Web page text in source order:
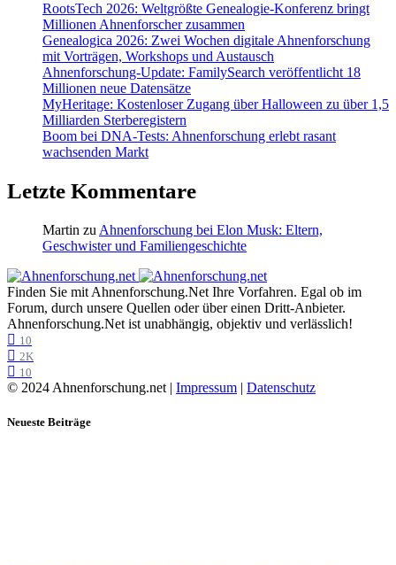
RootsTech 2026: Weltgrößte Genealogie-Konferenz bringt
Millionen Ahnenforscher zusammen
Genealogica 2026: Zwei Wochen digitale Ahnenforschung
mit Vorträgen, Workshops und Austausch
Ahnenforschung-Update: FamilySearch veröffentlicht 18
Millionen neue Datensätze
MyHeritage: Kostenloser Zugang über Halloween zu über 1,5
Milliarden Sterberegistern
Boom bei DNA-Tests: Ahnenforschung erlebt rasant
wachsenden Markt
Letzte Kommentare
Martin zu Ahnenforschung bei Elon Musk: Eltern,
Geschwister und Familiengeschichte
Finden Sie mit Ahnenforschung.Net Ihre Vorfahren. Egal ob im
Forum, durch unsere Quellen oder über einen Dritt-Anbieter.
Ahnenforschung.Net ist unabhängig, objektiv und verlässlich!
10
2K
10
© 2024 Ahnenforschung.net | Impressum | Datenschutz
Neueste Beiträge